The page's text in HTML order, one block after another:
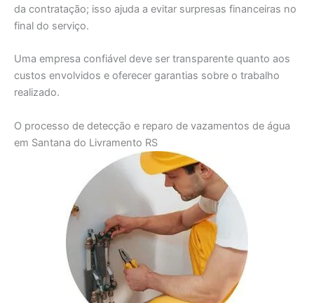
da contratação; isso ajuda a evitar surpresas financeiras no
final do serviço.
Uma empresa confiável deve ser transparente quanto aos
custos envolvidos e oferecer garantias sobre o trabalho
realizado.
O processo de detecção e reparo de vazamentos de água
em Santana do Livramento RS